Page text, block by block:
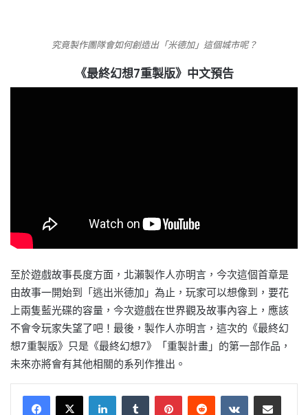
究竟製作團隊會如何創造出「米德加」這個城市呢？
《最終幻想7重製版》中文預告
至於遊戲故事長度方面，北瀨製作人亦明言，今次這個首章是
由故事一開始到「逃出米德加」為止，玩家可以想像到，要花
上兩隻藍光碟的容量，今次遊戲在世界觀及故事內容上，應該
不會令玩家失望了吧！最後，製作人亦明言，這次的《最終幻
想7重製版》只是《最終幻想7》「重製計畫」的第一部作品，
未來亦將會有其他相關的系列作推出。
LinkedInTumblr PinterestReddit VKontakteShare via Email